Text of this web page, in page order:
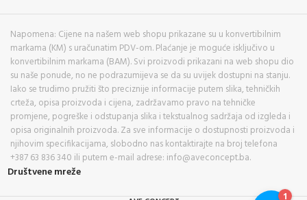
Napomena: Cijene na našem web shopu prikazane su u konvertibilnim
markama (KM) s uračunatim PDV-om. Plaćanje je moguće isključivo u
konvertibilnim markama (BAM). Svi proizvodi prikazani na web shopu dio
su naše ponude, no ne podrazumijeva se da su uvijek dostupni na stanju.
Iako se trudimo pružiti što preciznije informacije putem slika, tehničkih
crteža, opisa proizvoda i cijena, zadržavamo pravo na tehničke
promjene, pogreške i odstupanja slika i tekstualnog sadržaja od izgleda i
opisa originalnih proizvoda. Za sve informacije o dostupnosti proizvoda i
njihovim specifikacijama, slobodno nas kontaktirajte na broj telefona
+387 63 836 340 ili putem e-mail adrese: info@aveconcept.ba.
Društvene mreže